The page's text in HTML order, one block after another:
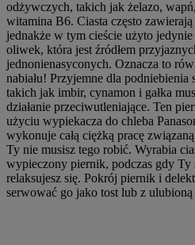
odżywczych, takich jak żelazo,
witamina B6. Ciasta często
jednakże w tym cieście użyto
oliwek, która jest źródłem
jednonienasyconych. Oznacza to
nabiału! Przyjemne dla
takich jak imbir, cynamon i gałka
działanie przeciwutleniające. Ten
użyciu wypiekacza do chleba
wykonuje całą ciężką pracę
Ty nie musisz tego robić. Wyrabia
wypieczony piernik, podczas gdy Ty
relaksujesz się. Pokrój piernik i
serwować go jako tost lub z